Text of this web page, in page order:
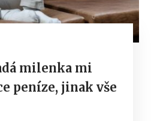
milenka mi
peníze, jinak vše